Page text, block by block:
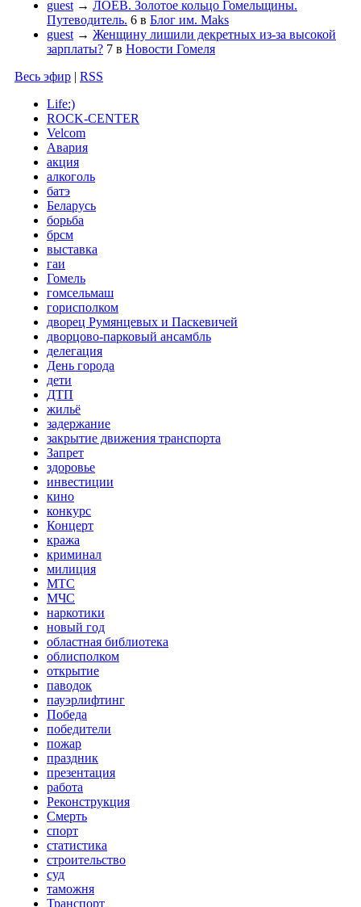
guest → ЛОЕВ. Золотое кольцо Гомельщины.
Путеводитель. 6 в Блог им. Maks
guest → Женщину лишили декретных из-за высокой
зарплаты? 7 в Новости Гомеля
Весь эфир | RSS
Life:)
ROCK-CENTER
Velcom
Авария
акция
алкоголь
батэ
Беларусь
борьба
брсм
выставка
гаи
Гомель
гомсельмаш
горисполком
дворец Румянцевых и Паскевичей
дворцово-парковый ансамбль
делегация
День города
дети
ДТП
жильё
задержание
закрытие движения транспорта
Запрет
здоровье
инвестиции
кино
конкурс
Концерт
кража
криминал
милиция
МТС
МЧС
наркотики
новый год
областная библиотека
облисполком
открытие
паводок
пауэрлифтинг
Победа
победители
пожар
праздник
презентация
работа
Реконструкция
Смерть
спорт
статистика
строительство
суд
таможня
Транспорт